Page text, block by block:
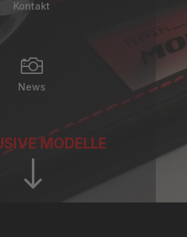
Kontakt

News
MODELLE
"